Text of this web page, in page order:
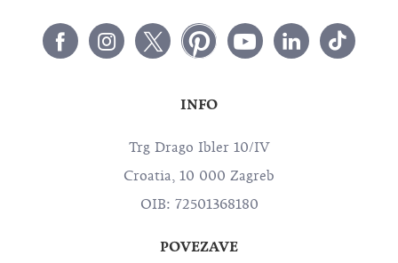
INFO
Trg Drago Ibler 10/IV
Croatia, 10 000 Zagreb
OIB: 72501368180
POVEZAVE